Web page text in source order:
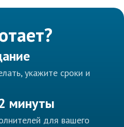
укажите сроки и
минуты
для вашего